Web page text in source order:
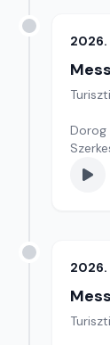
Dorog
2026.